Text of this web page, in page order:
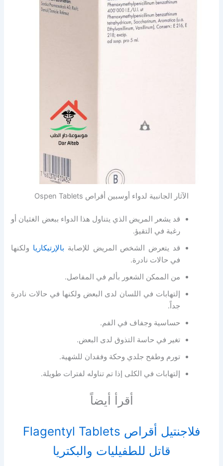
الآثار الجانبية لدواء أوسبين أقراص Ospen Tablets
قد يشعر المريض الذي يتناول هذا الدواء ببعض الغثيان أو
رغبة في التقيؤ.
قد يتعرض الشخص المريض للإصابة بالإرتيكاريا ولكنها
في حالات نادرة.
من الممكن الشعور بألم في المفاصل.
إلتهابات في اللسان لدى البعض ولكنها في حالات نادرة
جداً.
حساسية وجفاف في الفم.
تغير في حاسة التذوق لدى البعض.
تورم وطفح جلدي وحكة وفقدان للشهية.
إلتهابات في الكلى إذا تم تناوله لفترات طويلة.
أقرأ أيضاً
فلاجنتيل أقراص Flagentyl Tablets
قاتل للطفيليات والبكتريا